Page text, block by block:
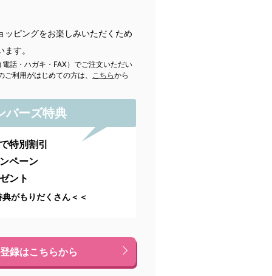
ッピングをお楽しみいただくため
す。
話・ハガキ・FAX）でご注文いただい
利用がはじめての方は、 こちらから
バーズ特典
特別割引
ペーン
ント
典がもりだくさん＜＜
録はこちらから